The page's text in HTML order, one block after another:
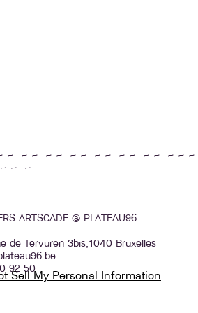
~ ~ ~ ~ ~ ~ ~ ~ ~ ~ ~ ~ ~ ~ ~
~ ~
ARTSCADE @ PLATEAU96
de Tervuren 3bis,1040 Bruxelles
92 50
Sell My Personal Information